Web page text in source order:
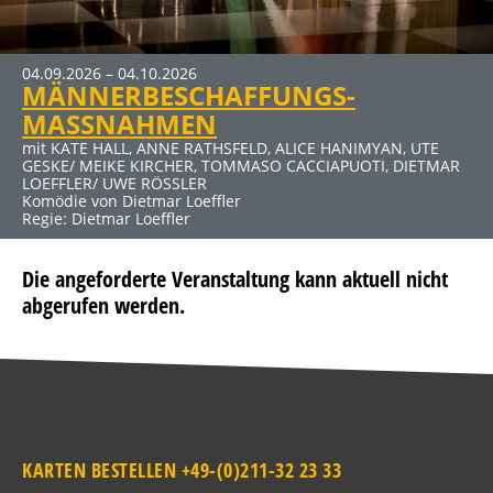
04.09.2026 – 04.10.2026
MÄNNERBESCHAFFUNGS-
MASSNAHMEN
mit KATE HALL, ANNE RATHSFELD, ALICE HANIMYAN, UTE
GESKE/ MEIKE KIRCHER, TOMMASO CACCIAPUOTI, DIETMAR
LOEFFLER/ UWE RÖSSLER
Komödie von Dietmar Loeffler
Regie: Dietmar Loeffler
19.03.2027 – 25.04.2027
DER ABSCHIEDSBRIEF
mit MICHAELA MAY UND SIGMAR SOLBACH
Komödie von Audrey Schebat
Die angeforderte Veranstaltung kann aktuell nicht
abgerufen werden.
KARTEN BESTELLEN +49-(0)211-32 23 33